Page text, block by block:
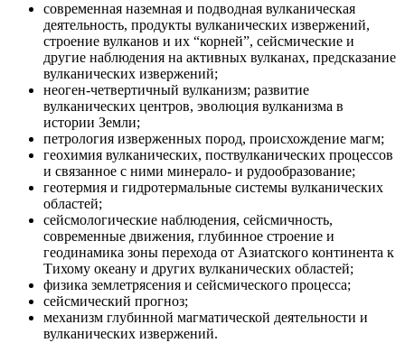
современная наземная и подводная вулканическая
деятельность, продукты вулканических извержений,
строение вулканов и их “корней”, сейсмические и
другие наблюдения на активных вулканах, предсказание
вулканических извержений;
неоген-четвертичный вулканизм; развитие
вулканических центров, эволюция вулканизма в
истории Земли;
петрология изверженных пород, происхождение магм;
геохимия вулканических, поствулканических процессов
и связанное с ними минерало- и рудообразование;
геотермия и гидротермальные системы вулканических
областей;
сейсмологические наблюдения, сейсмичность,
современные движения, глубинное строение и
геодинамика зоны перехода от Азиатского континента к
Тихому океану и других вулканических областей;
физика землетрясения и сейсмического процесса;
сейсмический прогноз;
механизм глубинной магматической деятельности и
вулканических извержений.